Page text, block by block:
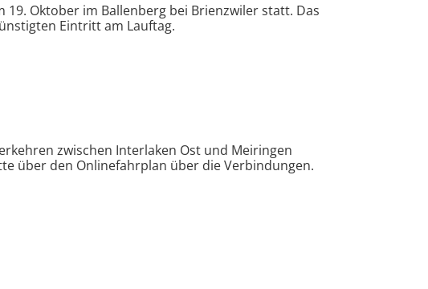
19. Oktober im Ballenberg bei Brienzwiler statt. Das
Eintritt am Lauftag.
zwischen Interlaken Ost und Meiringen
über den Onlinefahrplan über die Verbindungen.